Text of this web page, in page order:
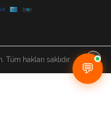
hakları saklıdır.
💬